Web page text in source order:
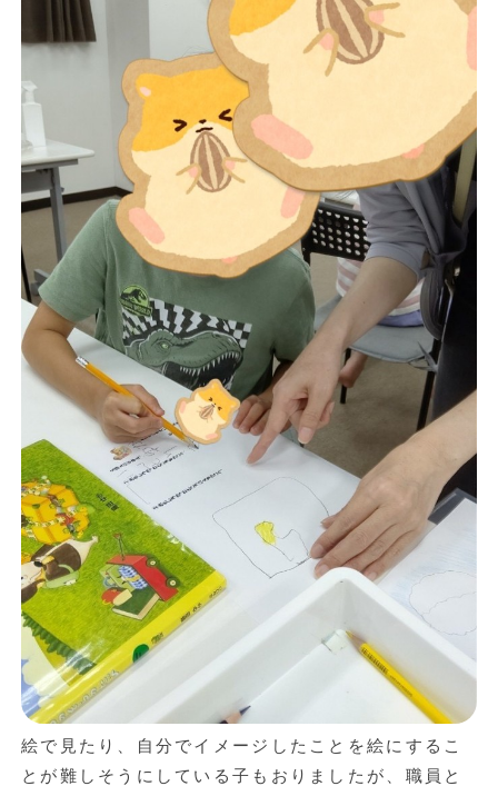
絵で見たり、自分でイメージしたことを絵にするこ
とが難しそうにしている子もおりましたが、職員と